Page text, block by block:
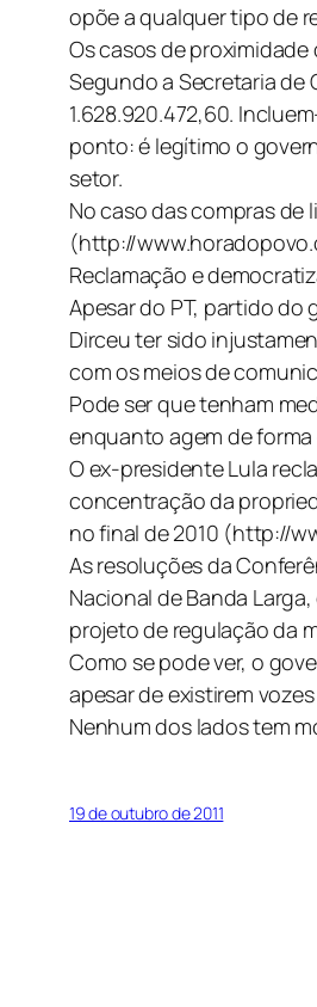
opõe a qualquer tipo de
Os casos de
Segundo a Secretaria de
1.628.920.472,60.
ponto: é legítimo o
setor.
No caso das compras de
(http://
Reclamação e
Apesar do PT, partido
Dirceu ter sido
com os meios de
Pode ser que tenham
enquanto agem de
O ex-presidente Lula
concentração da
no final de 2010 (http://
As resoluções da
Nacional de Banda
projeto de regulação da
Como se pode ver, o
apesar de existirem
Nenhum dos lados tem
19 de outubro de 2011